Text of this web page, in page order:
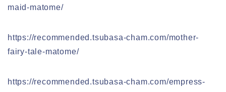
maid-matome/
https://recommended.tsubasa-cham.com/mother-
fairy-tale-matome/
https://recommended.tsubasa-cham.com/empress-